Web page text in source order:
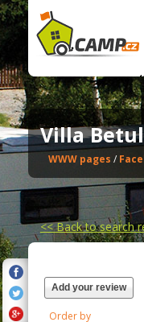
Villa
WWW pages /
<<Back to search
Add your review
Order by